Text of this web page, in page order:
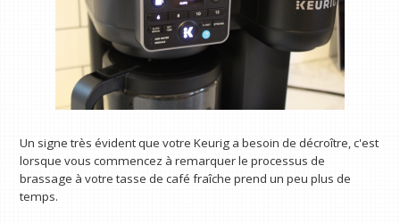
Un signe très évident que votre Keurig a besoin de décroître, c'est
lorsque vous commencez à remarquer le processus de
brassage à votre tasse de café fraîche prend un peu plus de
temps.